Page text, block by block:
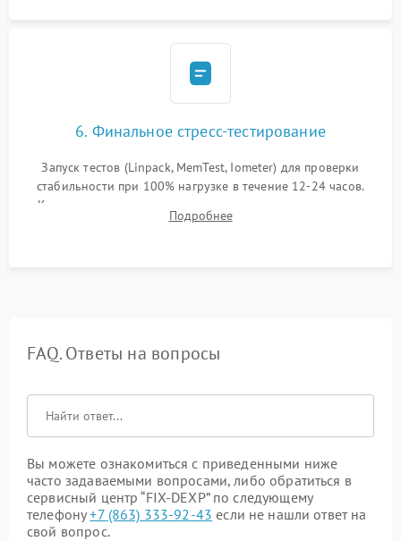
6. Финальное стресс-тестирование
Запуск тестов (Linpack, MemTest, Iometer) для проверки
стабильности при 100% нагрузке в течение 12-24 часов.
Контроль температурных режимов, проверка отсутствия
троттлинга и подготовка сервера к выдаче.
Подробнее
FAQ. Ответы на вопросы
Вы можете ознакомиться с приведенными ниже
часто задаваемыми вопросами, либо обратиться в
сервисный центр “FIX-DEXP” по следующему
телефону+7 (863) 333-92-43 если не нашли ответ на
свой вопрос.